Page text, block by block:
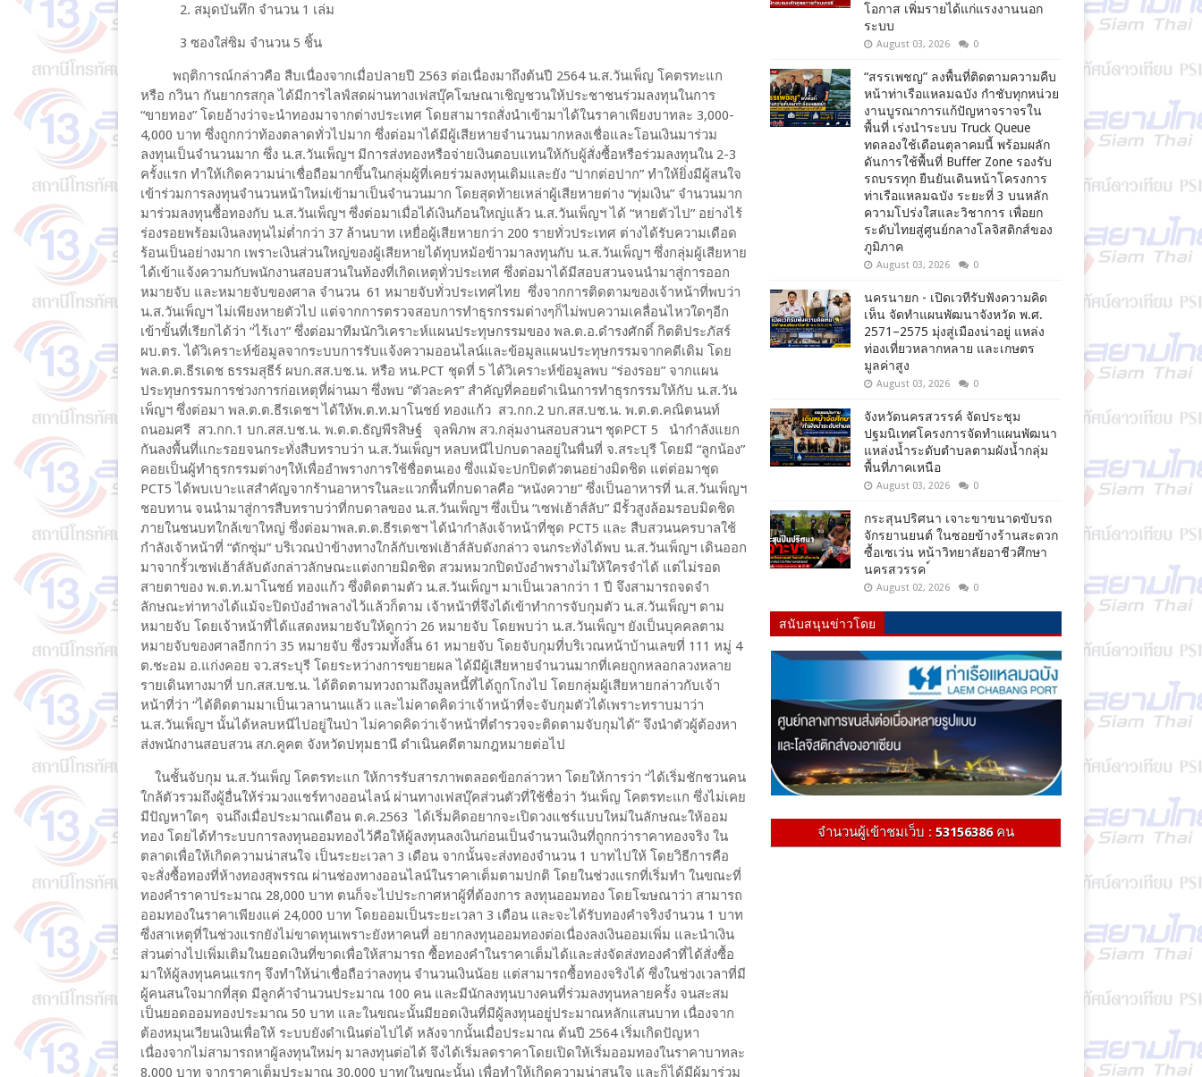
2. สมุดบันทึก จำนวน 1 เล่ม
3 ซองใส่ซิม จำนวน 5 ชิ้น
พฤติการณ์กล่าวคือ สืบเนื่องจากเมื่อปลายปี 2563 ต่อเนื่องมาถึงต้นปี 2564 น.ส.วันเพ็ญ โคตรทะแก
หรือ กวินา กันยากรสกุล ได้มีการไลฟ์สดผ่านทางเฟสบุ๊คโฆษณาเชิญชวนให้ประชาชนร่วมลงทุนในการ
“ขายทอง” โดยอ้างว่าจะนำทองมาจากต่างประเทศ โดยสามารถสั่งนำเข้ามาได้ในราคาเพียงบาทละ 3,000-
4,000 บาท ซึ่งถูกกว่าท้องตลาดทั่วไปมาก ซึ่งต่อมาได้มีผู้เสียหายจำนวนมากหลงเชื่อและโอนเงินมาร่วม
ลงทุนเป็นจำนวนมาก ซึ่ง น.ส.วันเพ็ญฯ มีการส่งทองหรือจ่ายเงินตอบแทนให้กับผู้สั่งซื้อหรือร่วมลงทุนใน 2-3
ครั้งแรก ทำให้เกิดความน่าเชื่อถือมากขึ้นในกลุ่มผู้ที่เคยร่วมลงทุนเดิมและยัง “ปากต่อปาก” ทำให้ยิ่งมีผู้สนใจ
เข้าร่วมการลงทุนจำนวนหน้าใหม่เข้ามาเป็นจำนวนมาก โดยสุดท้ายเหล่าผู้เสียหายต่าง “ทุ่มเงิน” จำนวนมาก
มาร่วมลงทุนซื้อทองกับ น.ส.วันเพ็ญฯ ซึ่งต่อมาเมื่อได้เงินก้อนใหญ่แล้ว น.ส.วันเพ็ญฯ ได้ “หายตัวไป” อย่างไร้
ร่องรอยพร้อมเงินลงทุนไม่ต่ำกว่า 37 ล้านบาท เหยื่อผู้เสียหายกว่า 200 รายทั่วประเทศ ต่างได้รับความเดือด
ร้อนเป็นอย่างมาก เพราะเงินส่วนใหญ่ของผู้เสียหายได้ทุบหม้อข้าวมาลงทุนกับ น.ส.วันเพ็ญฯ ซึ่งกลุ่มผู้เสียหาย
ได้เข้าแจ้งความกับพนักงานสอบสวนในท้องที่เกิดเหตุทั่วประเทศ ซึ่งต่อมาได้มีสอบสวนจนนำมาสู่การออก
หมายจับ และหมายจับของศาล จำนวน 61 หมายจับทั่วประเทศไทย ซึ่งจากการติดตามของเจ้าหน้าที่พบว่า
น.ส.วันเพ็ญฯ ไม่เพียงหายตัวไป แต่จากการตรวจสอบการทำธุรกรรมต่างๆก็ไม่พบความเคลื่อนไหวใดๆอีก
เข้าขั้นที่เรียกได้ว่า “ไร้เงา” ซึ่งต่อมาทีมนักวิเคราะห์แผนประทุษกรรมของ พล.ต.อ.ดำรงศักดิ์ กิตติประภัสร์
ผบ.ตร. ได้วิเคราะห์ข้อมูลจากระบบการรับแจ้งความออนไลน์และข้อมูลแผนประทุษกรรมจากคดีเดิม โดย
พล.ต.ต.ธีรเดช ธรรมสุธีร์ ผบก.สส.บช.น. หรือ หน.PCT ชุดที่ 5 ได้วิเคราะห์ข้อมูลพบ “ร่องรอย” จากแผน
ประทุษกรรมการช่วงการก่อเหตุที่ผ่านมา ซึ่งพบ “ตัวละคร” สำคัญที่คอยดำเนินการทำธุรกรรมให้กับ น.ส.วัน
เพ็ญฯ ซึ่งต่อมา พล.ต.ต.ธีรเดชฯ ได้ให้พ.ต.ท.มาโนชย์ ทองแก้ว สว.กก.2 บก.สส.บช.น. พ.ต.ต.คณิตนนท์
ถนอมศรี สว.กก.1 บก.สส.บช.น. พ.ต.ต.ธัญพีรสิษฐ์ จุลพิภพ สว.กลุ่มงานสอบสวนฯ ชุดPCT 5 นำกำลังแยก
กันลงพื้นที่แกะรอยจนกระทั่งสืบทราบว่า น.ส.วันเพ็ญฯ หลบหนีไปกบดาลอยู่ในพื่นที่ จ.สระบุรี โดยมี “ลูกน้อง”
คอยเป็นผู้ทำธุรกรรมต่างๆให้เพื่ออำพรางการใช้ชื่อตนเอง ซึ่งแม้จะปกปิดตัวตนอย่างมิดชิด แต่ต่อมาชุด
PCT5 ได้พบเบาะแสสำคัญจากร้านอาหารในละแวกพื้นที่กบดาลคือ “หนังควาย” ซึ่งเป็นอาหารที่ น.ส.วันเพ็ญฯ
ชอบทาน จนนำมาสู่การสืบทราบว่าที่กบดาลของ น.ส.วันเพ็ญฯ ซึ่งเป็น “เซฟเฮ้าส์ลับ” มีรั้วสูงล้อมรอบมิดชิด
ภายในชนบทใกล้เขาใหญ่ ซึ่งต่อมาพล.ต.ต.ธีรเดชฯ ได้นำกำลังเจ้าหน้าที่ชุด PCT5 และ สืบสวนนครบาลใช้
กำลังเจ้าหน้าที่ “ดักซุ่ม” บริเวณป่าข้างทางใกล้กับเซฟเฮ้าส์ลับดังกล่าว จนกระทั่งได้พบ น.ส.วันเพ็ญฯ เดินออก
มาจากรั้วเซฟเฮ้าส์ลับดังกล่าวลักษณะแต่งกายมิดชิด สวมหมวกปิดบังอำพรางไม่ให้ใครจำได้ แต่ไม่รอด
สายตาของ พ.ต.ท.มาโนชย์ ทองแก้ว ซึ่งติดตามตัว น.ส.วันเพ็ญฯ มาเป็นเวลากว่า 1 ปี จึงสามารถจดจำ
ลักษณะท่าทางได้แม้จะปิดบังอำพลางไว้แล้วก็ตาม เจ้าหน้าที่จึงได้เข้าทำการจับกุมตัว น.ส.วันเพ็ญฯ ตาม
หมายจับ โดยเจ้าหน้าที่ได้แสดงหมายจับให้ดูกว่า 26 หมายจับ โดยพบว่า น.ส.วันเพ็ญฯ ยังเป็นบุคคลตาม
หมายจับของศาลอีกกว่า 35 หมายจับ ซึ่งรวมทั้งสิ้น 61 หมายจับ โดยจับกุมที่บริเวณหน้าบ้านเลขที่ 111 หมู่ 4
ต.ชะอม อ.แก่งคอย จว.สระบุรี โดยระหว่างการขยายผล ได้มีผู้เสียหายจำนวนมากที่เคยถูกหลอกลวงหลาย
รายเดินทางมาที่ บก.สส.บช.น. ได้ติดตามทวงถามถึงมูลหนี้ที่ได้ถูกโกงไป โดยกลุ่มผู้เสียหายกล่าวกับเจ้า
หน้าที่ว่า “ได้ติดตามมาเป็นเวลานานแล้ว และไม่คาดคิดว่าเจ้าหน้าที่จะจับกุมตัวได้เพราะทราบมาว่า
น.ส.วันเพ็ญฯ นั้นได้หลบหนีไปอยู่ในป่า ไม่คาดคิดว่าเจ้าหน้าที่ตำรวจจะติดตามจับกุมได้” จึงนำตัวผู้ต้องหา
ส่งพนักงานสอบสวน สภ.คูคต จังหวัดปทุมธานี ดำเนินคดีตามกฎหมายต่อไป
ในชั้นจับกุม น.ส.วันเพ็ญ โคตรทะแก ให้การรับสารภาพตลอดข้อกล่าวหา โดยให้การว่า “ได้เริ่มชักชวนคน
ใกล้ตัวรวมถึงผู้อื่นให้ร่วมวงแชร์ทางออนไลน์ ผ่านทางเฟสบุ๊คส่วนตัวที่ใช้ชื่อว่า วันเพ็ญ โคตรทะแก ซึ่งไม่เคย
มีปัญหาใดๆ จนถึงเมื่อประมาณเดือน ต.ค.2563 ได้เริ่มคิดอยากจะเปิดวงแชร์แบบใหม่ในลักษณะให้ออม
ทอง โดยได้ทำระบบการลงทุนออมทองไว้คือให้ผู้ลงทุนลงเงินก่อนเป็นจำนวนเงินที่ถูกกว่าราคาทองจริง ใน
ตลาดเพื่อให้เกิดความน่าสนใจ เป็นระยะเวลา 3 เดือน จากนั้นจะส่งทองจำนวน 1 บาทไปให้ โดยวิธีการคือ
จะสั่งซื้อทองที่ห้างทองสุพรรณ ผ่านช่องทางออนไลน์ในราคาเต็มตามปกติ โดยในช่วงแรกที่เริ่มทำ ในขณะที่
ทองคำราคาประมาณ 28,000 บาท ตนก็จะไปประกาศหาผู้ที่ต้องการ ลงทุนออมทอง โดยโฆษณาว่า สามารถ
ออมทองในราคาเพียงแค่ 24,000 บาท โดยออมเป็นระยะเวลา 3 เดือน และจะได้รับทองคำจริงจำนวน 1 บาท
ซึ่งสาเหตุที่ในช่วงแรกยังไม่ขาดทุนเพราะยังหาคนที่ อยากลงทุนออมทองต่อเนื่องลงเงินออมเพิ่ม และนำเงิน
ส่วนต่างไปเพิ่มเติมในยอดเงินที่ขาดเพื่อให้สามารถ ซื้อทองคำในราคาเต็มได้และส่งจัดส่งทองคำที่ได้สั่งซื้อ
มาให้ผู้ลงทุนคนแรกๆ จึงทำให้น่าเชื่อถือว่าลงทุน จำนวนเงินน้อย แต่สามารถซื้อทองจริงได้ ซึ่งในช่วงเวลาที่มี
ผู้คนสนใจมากที่สุด มีลูกค้าจำนวนประมาณ 100 คน และมีนักลงทุนบางคนที่ร่วมลงทุนหลายครั้ง จนสะสม
เป็นยอดออมทองประมาณ 50 บาท และในขณะนั้นมียอดเงินที่มีผู้ลงทุนอยู่ประมาณหลักแสนบาท เนื่องจาก
ต้องหมุนเวียนเงินเพื่อให้ ระบบยังดำเนินต่อไปได้ หลังจากนั้นเมื่อประมาณ ต้นปี 2564 เริ่มเกิดปัญหา
เนื่องจากไม่สามารถหาผู้ลงทุนใหม่ๆ มาลงทุนต่อได้ จึงได้เริ่มลดราคาโดยเปิดให้เริ่มออมทองในราคาบาทละ
8,000 บาท จากราคาเต็มประมาณ 30,000 บาท(ในขณะนั้น) เพื่อทำให้เกิดความน่าสนใจ และก็ได้มีผู้มาร่วม
โอกาส เพิ่มรายได้แก่แรงงานนอก
ระบบ
August 03, 2026 0
“สรรเพชญ” ลงพื้นที่ติดตามความคืบ
หน้าท่าเรือแหลมฉบัง กำชับทุกหน่วย
งานบูรณาการแก้ปัญหาจราจรใน
พื้นที่ เร่งนำระบบ Truck Queue
ทดลองใช้เดือนตุลาคมนี้ พร้อมผลัก
ดันการใช้พื้นที่ Buffer Zone รองรับ
รถบรรทุก ยืนยันเดินหน้าโครงการ
ท่าเรือแหลมฉบัง ระยะที่ 3 บนหลัก
ความโปร่งใสและวิชาการ เพื่อยก
ระดับไทยสู่ศูนย์กลางโลจิสติกส์ของ
ภูมิภาค
August 03, 2026 0
นครนายก - เปิดเวทีรับฟังความคิด
เห็น จัดทำแผนพัฒนาจังหวัด พ.ศ.
2571–2575 มุ่งสู่เมืองน่าอยู่ แหล่ง
ท่องเที่ยวหลากหลาย และเกษตร
มูลค่าสูง
August 03, 2026 0
จังหวัดนครสวรรค์ จัดประชุม
ปฐมนิเทศโครงการจัดทำแผนพัฒนา
แหล่งน้ำระดับตำบลตามผังน้ำกลุ่ม
พื้นที่ภาคเหนือ
August 03, 2026 0
กระสุนปริศนา เจาะขาขนาดขับรถ
จักรยานยนต์ ในซอยข้างร้านสะดวก
ซื้อเซเว่น หน้าวิทยาลัยอาชีวศึกษา
นครสวรรค ์
August 02, 2026 0
สนับสนุนข่าวโดย
จำนวนผู้เข้าชมเว็บ : 53156386คน